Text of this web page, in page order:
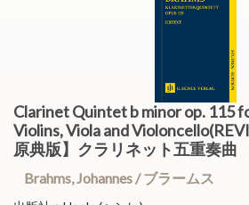
Clarinet Quintet b minor op. 115
Violins, Viola and
原典版】クラリネット五重奏曲
Brahms, Johannes / ブラームス